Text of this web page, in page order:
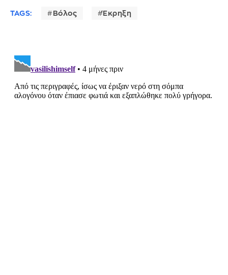
TAGS: Βόλος Έκρηξη